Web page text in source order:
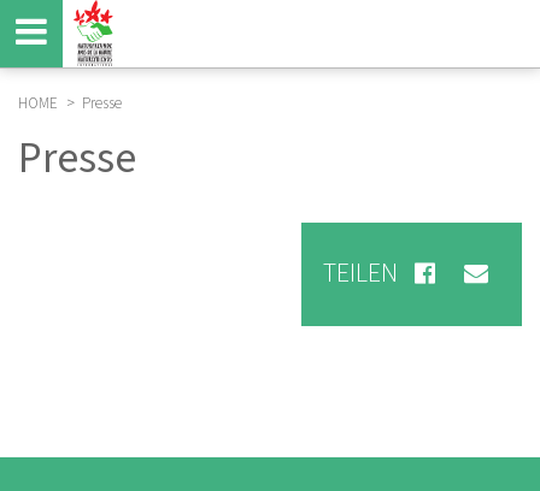
Direkt
zum
Inhalt
BREADCRUMB
HOME Presse
Presse
TEILEN